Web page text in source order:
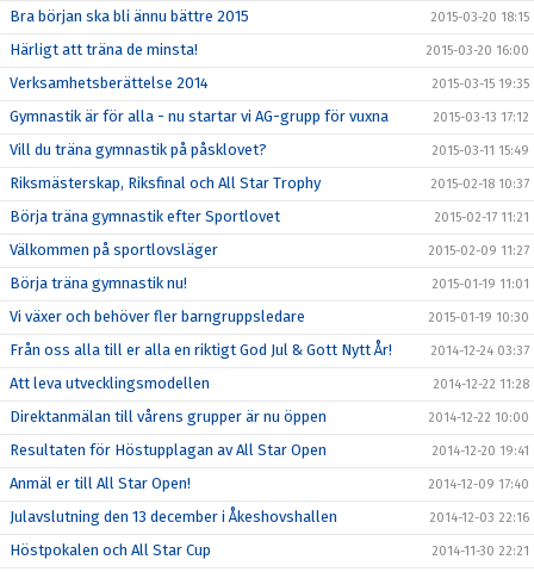
Bra början ska bli ännu bättre 2015 2015-03-20 18:15
Härligt att träna de minsta! 2015-03-20 16:00
Verksamhetsberättelse 2014 2015-03-15 19:35
Gymnastik är för alla - nu startar vi AG-grupp för vuxna 2015-03-13 17:12
Vill du träna gymnastik på påsklovet? 2015-03-11 15:49
Riksmästerskap, Riksfinal och All Star Trophy 2015-02-18 10:37
Börja träna gymnastik efter Sportlovet 2015-02-17 11:21
Välkommen på sportlovsläger 2015-02-09 11:27
Börja träna gymnastik nu! 2015-01-19 11:01
Vi växer och behöver fler barngruppsledare 2015-01-19 10:30
Från oss alla till er alla en riktigt God Jul & Gott Nytt År! 2014-12-24 03:37
Att leva utvecklingsmodellen 2014-12-22 11:28
Direktanmälan till vårens grupper är nu öppen 2014-12-22 10:00
Resultaten för Höstupplagan av All Star Open 2014-12-20 19:41
Anmäl er till All Star Open! 2014-12-09 17:40
Julavslutning den 13 december i Åkeshovshallen 2014-12-03 22:16
Höstpokalen och All Star Cup 2014-11-30 22:21